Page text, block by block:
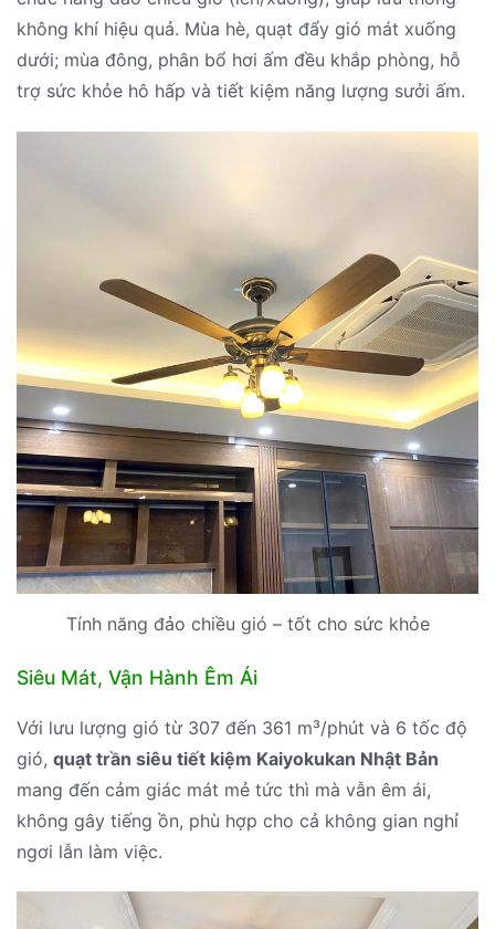
không khí hiệu quả. Mùa hè, quạt đẩy gió mát xuống
dưới; mùa đông, phân bổ hơi ấm đều khắp phòng, hỗ
trợ sức khỏe hô hấp và tiết kiệm năng lượng sưởi ấm.
Tính năng đảo chiều gió – tốt cho sức khỏe
Siêu Mát, Vận Hành Êm Ái
Với lưu lượng gió từ 307 đến 361 m³/phút và 6 tốc độ
gió, quạt trần siêu tiết kiệm Kaiyokukan Nhật Bản
mang đến cảm giác mát mẻ tức thì mà vẫn êm ái,
không gây tiếng ồn, phù hợp cho cả không gian nghỉ
ngơi lẫn làm việc.